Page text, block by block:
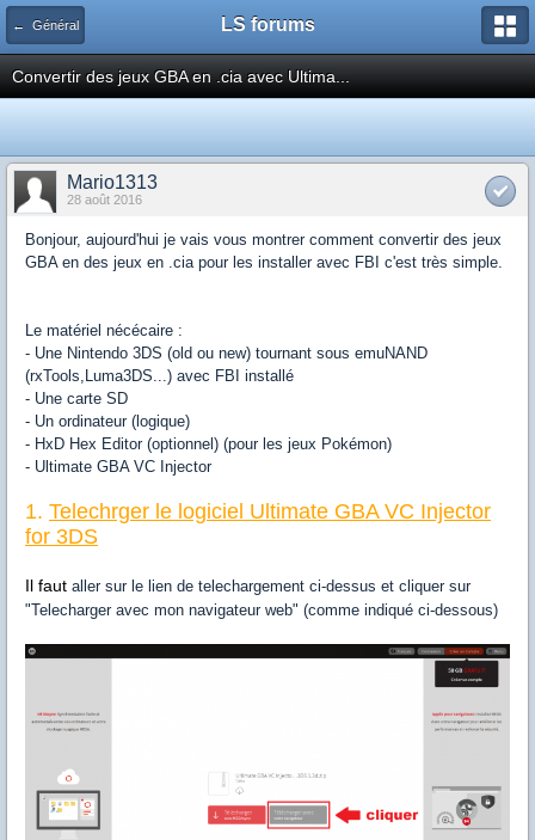
← Général LS forums
Convertir des jeux GBA en .cia avec Ultima...
Mario1313
28 août 2016
Bonjour, aujourd'hui je vais vous montrer comment convertir des jeux
GBA en des jeux en .cia pour les installer avec FBI c'est très simple.
Le matériel nécécaire :
- Une Nintendo 3DS (old ou new) tournant sous emuNAND
(rxTools,Luma3DS...) avec FBI installé
- Une carte SD
- Un ordinateur (logique)
- HxD Hex Editor (optionnel) (pour les jeux Pokémon)
- Ultimate GBA VC Injector
1. Telechrger le logiciel Ultimate GBA VC Injector
for 3DS
Il faut aller sur le lien de telechargement ci-dessus et cliquer sur
"Telecharger avec mon navigateur web" (comme indiqué ci-dessous)